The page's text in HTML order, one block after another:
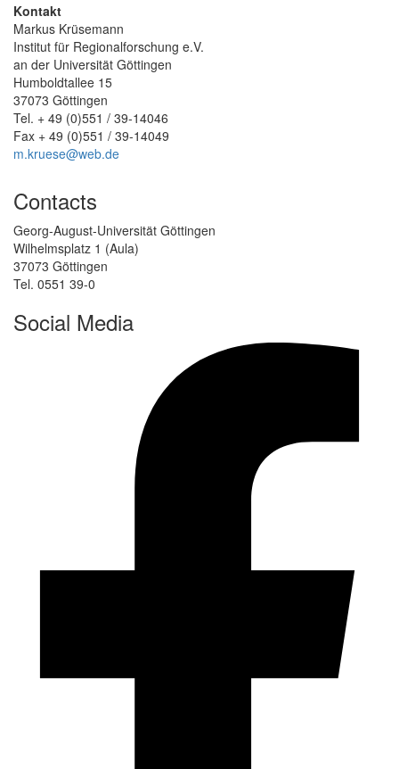
Kontakt
Markus Krüsemann
Institut für Regionalforschung e.V.
an der Universität Göttingen
Humboldtallee 15
37073 Göttingen
Tel. + 49 (0)551 / 39-14046
Fax + 49 (0)551 / 39-14049
m.kruese@web.de
Contacts
Georg-August-Universität Göttingen
Wilhelmsplatz 1 (Aula)
37073 Göttingen
Tel. 0551 39-0
Social Media